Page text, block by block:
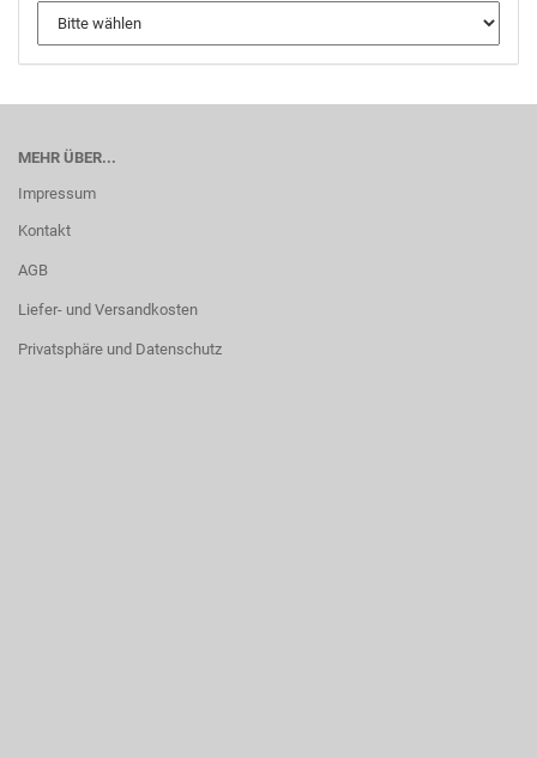
MEHR ÜBER...
Impressum
Kontakt
AGB
Liefer- und Versandkosten
Privatsphäre und Datenschutz